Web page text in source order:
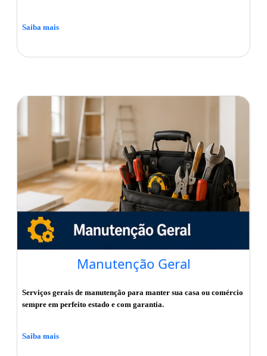
Saiba mais
Manutenção Geral
Serviços gerais de manutenção para manter sua casa ou comércio
sempre em perfeito estado e com garantia.
Saiba mais